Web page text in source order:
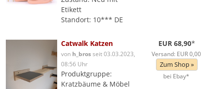
Etikett
Standort: 10*** DE
Catwalk Katzen
von h_brosseit 03.03.2023,
08:56 Uhr
Produktgruppe:
Kratzbäume & Möbel
EUR 68,90*
Versand: EUR 0,00
Zum Shop »
bei Ebay*